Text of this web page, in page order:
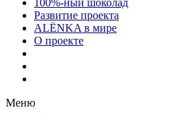
100%-ный шоколад
Развитие проекта
ALЁNKA в мире
О проекте
Меню